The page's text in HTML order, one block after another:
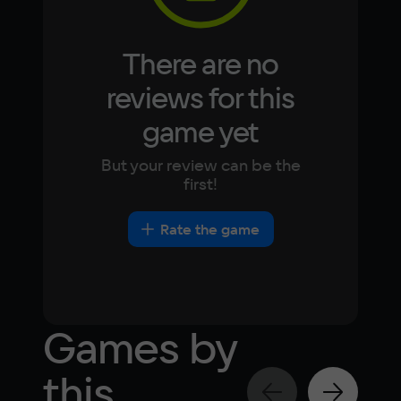
DirectX(R): 10, Звуковая карта: совместимая
There are no
reviews for this
game yet
But your review can be the
first!
Rate the game
Games by